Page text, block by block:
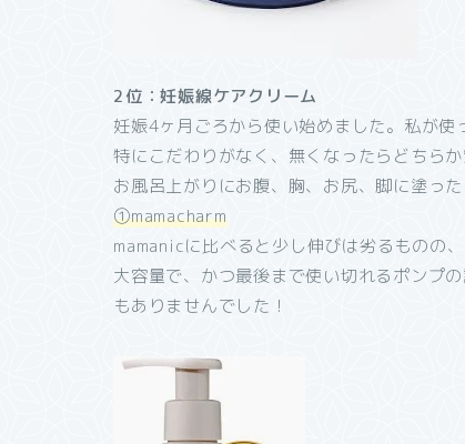
2位：妊娠線ケアクリーム
妊娠4ヶ月ごろから使い始めました。私が使
特にこだわりがなく、無くなったらどちら
お風呂上がりにお腹、胸、お尻、脚に塗っ
①mamacharm
mamanicに比べると少し伸びは劣るものの
大容量で、かつ最後まで使い切れるポンプ
もありませんでした！